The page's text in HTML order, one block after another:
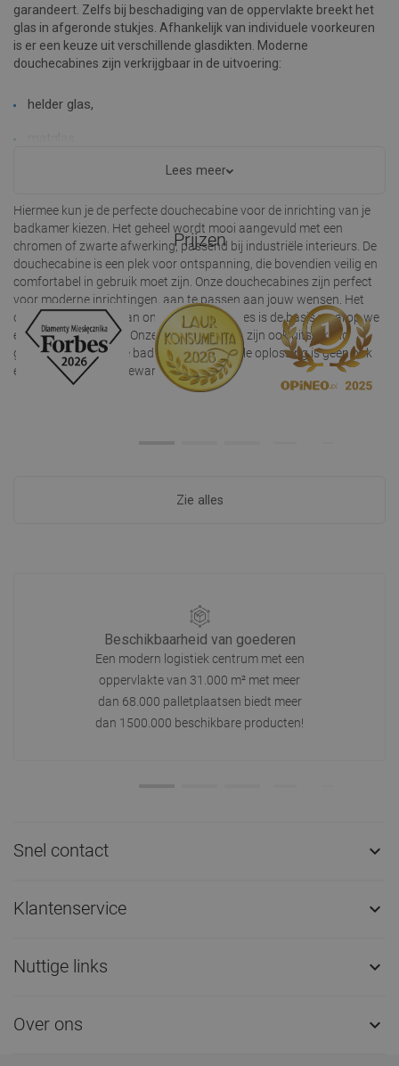
garandeert. Zelfs bij beschadiging van de oppervlakte breekt het
glas in afgeronde stukjes. Afhankelijk van individuele voorkeuren
is er een keuze uit verschillende glasdikten. Moderne
douchecabines zijn verkrijgbaar in de uitvoering:
helder glas,
Hiermee kun je de perfecte douchecabine voor de inrichting van je
badkamer kiezen. Het geheel wordt mooi aangevuld met een
chromen of zwarte afwerking, passend bij industriële interieurs. De
douchecabine is een plek voor ontspanning, die bovendien veilig en
comfortabel in gebruik moet zijn. Onze douchecabines zijn perfect
voor moderne inrichtingen, aan te passen aan jouw wensen. Het
onbezorgd gebruik van onze douchecabines is de basis waarop we
elk ontwerp baseren. Onze douchecabines zijn ook uitstekend
geschikt voor grotere badkamers - de ideale oplossing is geen bak
en een stevige douchewand.
Lees meer
Prijzen
Zie alles
Beschikbaarheid van goederen
Een modern logistiek centrum met een
oppervlakte van 31.000 m² met meer
dan 68.000 palletplaatsen biedt meer
dan 1500.000 beschikbare producten!
Snel contact 
Klantenservice 
Nuttige links 
Over ons 